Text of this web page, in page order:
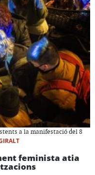
a la manifestació del 8
feminista atia